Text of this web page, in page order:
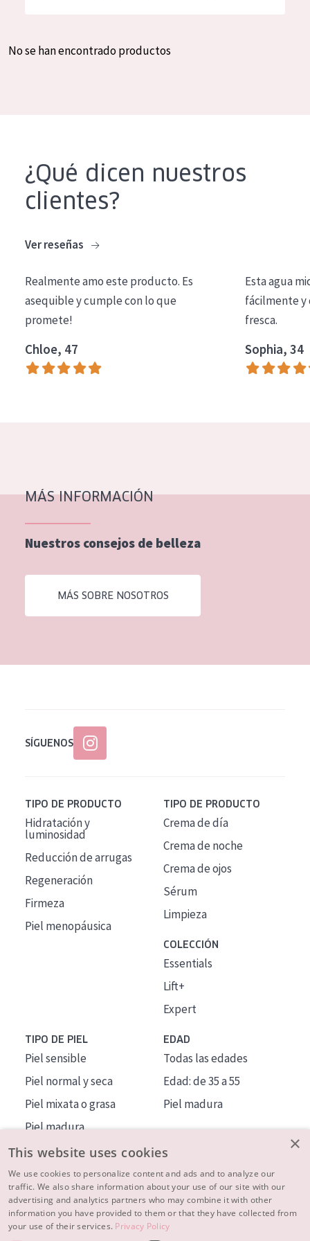
Crema de día
Crema de noche
Limpieza
COLECCIÓN
Essentials
Lift+
Piel normal y seca
Piel mixata o grasa
Piel madura
Piel expuesta al sol
Piel menopáusica
Todas las edades
Spanish
No se han encontrado productos
¿Qué dicen nuestros
clientes?
Ver reseñas
Realmente amo este producto. Es
asequible y cumple con lo que
promete!
Chloe, 47
Esta agua
fácilmente y
fresca.
Sophia, 34
MÁS INFORMACIÓN
Nuestros consejos de belleza
MÁS SOBRE NOSOTROS
SÍGUENOS
TIPO DE PRODUCTO
Hidratación y
luminosidad
Reducción de arrugas
Regeneración
Firmeza
Piel menopáusica
TIPO DE PRODUCTO
Crema de día
Crema de noche
Crema de ojos
Sérum
Limpieza
COLECCIÓN
Essentials
Lift+
Expert
TIPO DE PIEL
Piel sensible
Piel normal y seca
Piel mixata o grasa
Piel madura
Piel expuesta al sol
Piel menopáusica
EDAD
Todas las edades
Edad: de 35 a 55
Piel madura
MÁS SOBRE NOSOTROS
INSPIRACIÓN
×
This website uses cookies
We use cookies to personalize content and ads and to analyze our
traffic. We also share information about your use of our site with our
advertising and analytics partners who may combine it with other
information you have provided to them or that they have collected from
your use of their services. Privacy Policy